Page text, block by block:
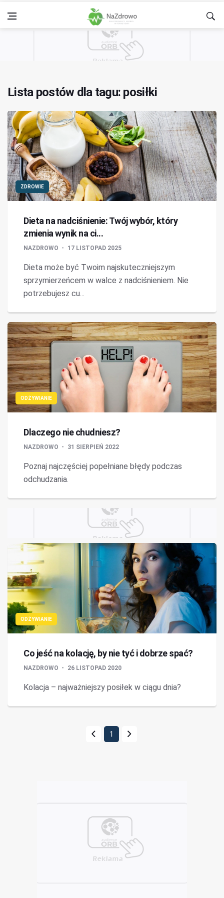
Lista postów dla tagu: posiłki
ZDROWIE
Dieta na nadciśnienie: Twój wybór, który
zmienia wynik na ci...
NAZDROWO 17 LISTOPAD 2025
Dieta może być Twoim najskuteczniejszym
sprzymierzeńcem w walce z nadciśnieniem. Nie
potrzebujesz cu...
ODŻYWIANIE
Dlaczego nie chudniesz?
NAZDROWO 31 SIERPIEŃ 2022
Poznaj najczęściej popełniane błędy podczas
odchudzania.
ODŻYWIANIE
Co jeść na kolację, by nie tyć i dobrze spać?
NAZDROWO 26 LISTOPAD 2020
Kolacja – najważniejszy posiłek w ciągu dnia?
1